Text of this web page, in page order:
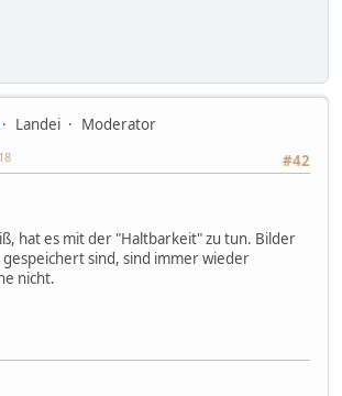
Landei
Moderator
#42
hat es mit der "Haltbarkeit" zu tun. Bilder
sind, sind immer wieder
nicht.